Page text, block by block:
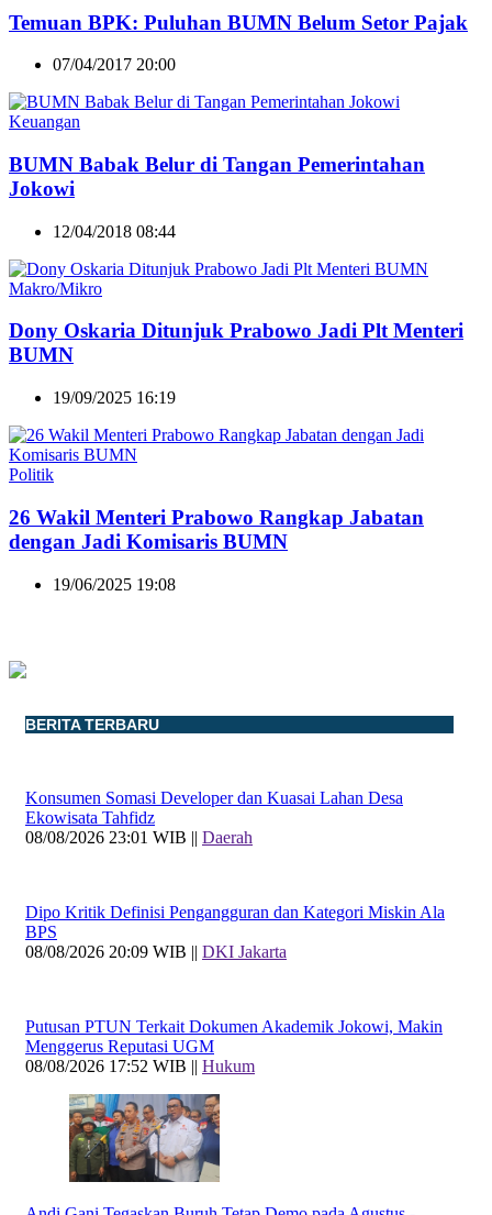
Temuan BPK: Puluhan BUMN Belum Setor Pajak
07/04/2017 20:00
Keuangan
BUMN Babak Belur di Tangan Pemerintahan
Jokowi
12/04/2018 08:44
Makro/Mikro
Dony Oskaria Ditunjuk Prabowo Jadi Plt Menteri
BUMN
19/09/2025 16:19
Politik
26 Wakil Menteri Prabowo Rangkap Jabatan
dengan Jadi Komisaris BUMN
19/06/2025 19:08
BERITA TERBARU
Konsumen Somasi Developer dan Kuasai Lahan Desa
Ekowisata Tahfidz
08/08/2026 23:01 WIB || Daerah
Dipo Kritik Definisi Pengangguran dan Kategori Miskin Ala
BPS
08/08/2026 20:09 WIB || DKI Jakarta
Putusan PTUN Terkait Dokumen Akademik Jokowi, Makin
Menggerus Reputasi UGM
08/08/2026 17:52 WIB || Hukum